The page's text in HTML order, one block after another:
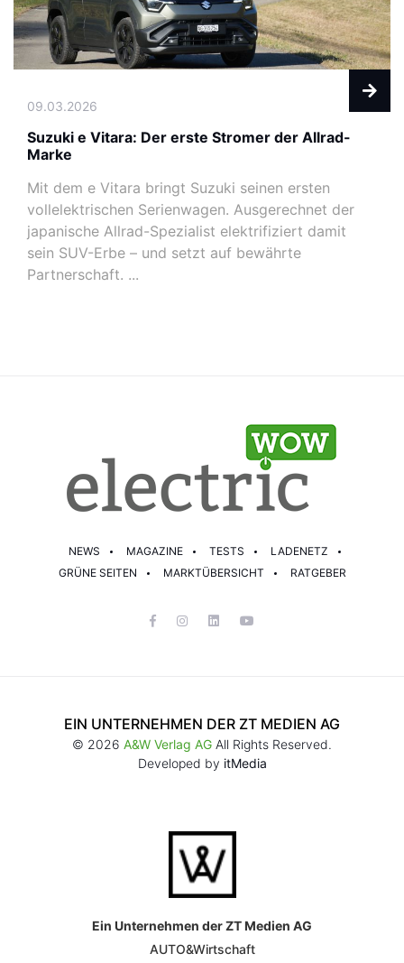
09.03.2026
Suzuki e Vitara: Der erste Stromer der Allrad-
Marke
Mit dem e Vitara bringt Suzuki seinen ersten
vollelektrischen Serienwagen. Ausgerechnet der
japanische Allrad-Spezialist elektrifiziert damit
sein SUV-Erbe – und setzt auf bewährte
Partnerschaft. ...
NEWS MAGAZINE TESTS
LADENETZ
GRÜNE SEITEN
MARKTÜBERSICHT RATGEBER
EIN UNTERNEHMEN DER ZT MEDIEN AG
© 2026 A&W Verlag AG All Rights Reserved.
Developed by itMedia
Ein Unternehmen der ZT Medien AG
AUTO&Wirtschaft